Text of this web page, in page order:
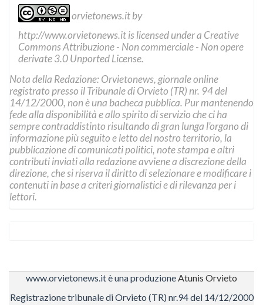
orvietonews.itby
http://www.orvietonews.itis licensed under a Creative
Commons Attribuzione - Non commerciale - Non opere
derivate 3.0 Unported License.
Nota della Redazione: Orvietonews, giornale online
registrato presso il Tribunale di Orvieto (TR) nr. 94 del
14/12/2000, non è una bacheca pubblica. Pur mantenendo
fede alla disponibilità e allo spirito di servizio che ci ha
sempre contraddistinto risultando di gran lunga l’organo di
informazione più seguito e letto del nostro territorio, la
pubblicazione di comunicati politici, note stampa e altri
contributi inviati alla redazione avviene a discrezione della
direzione, che si riserva il diritto di selezionare e modificare i
contenuti in base a criteri giornalistici e di rilevanza per i
lettori.
www.orvietonews.it è una produzioneAtunis Orvieto
Registrazione tribunale di Orvieto (TR) nr.94 del 14/12/2000